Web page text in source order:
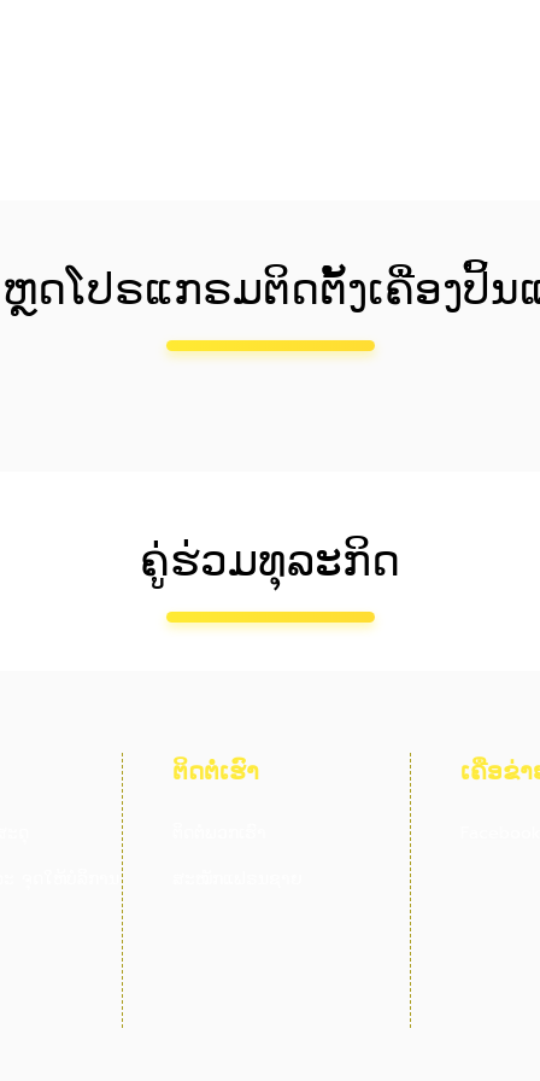
ດໂປຣແກຣມຕິດຕັ້ງເຄື່ອງປິ້
ຄູ່ຮ່ວມທຸລະກິດ
ຕິດຕໍ່ເຮົາ ເຄືອຂ່